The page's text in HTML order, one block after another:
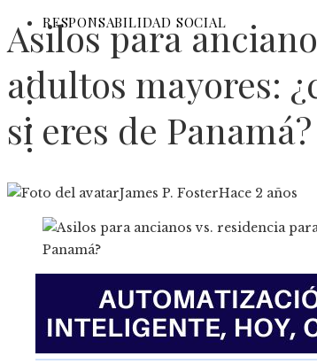
RESPONSABILIDAD SOCIAL
Inversiones y negocios
Ciencia y tecnología
Cultura y ocio
Responsabilidad social
Asilos para
adultos mayores:
si eres de Panamá?
James P. FosterHace 2 años